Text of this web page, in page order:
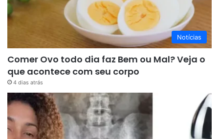
Notícias
Comer Ovo todo dia faz Bem ou Mal? Veja o
que acontece com seu corpo
4 dias atrás